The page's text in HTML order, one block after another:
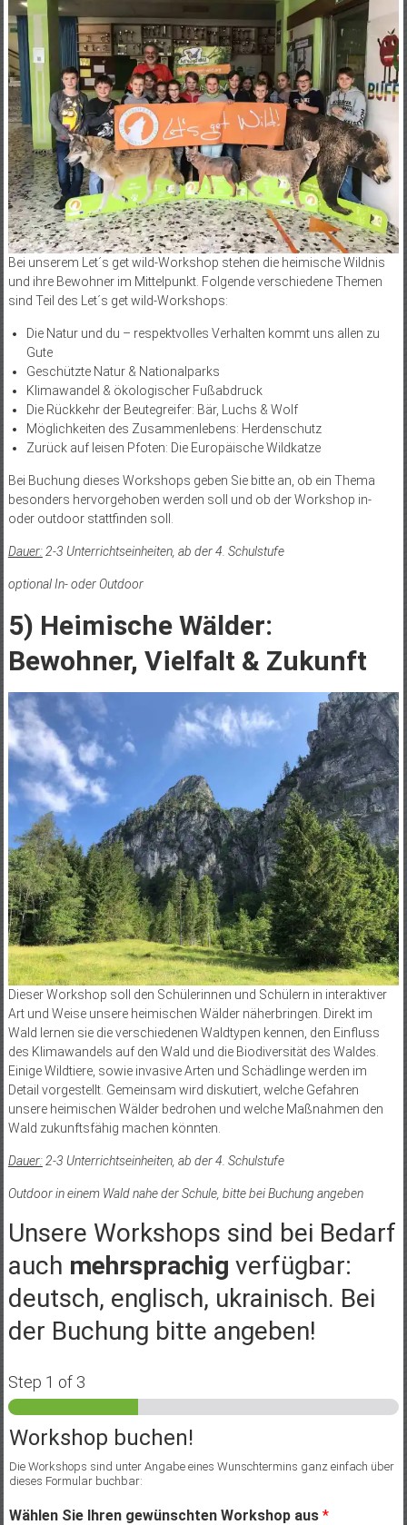
Bei unserem Let´s get wild-Workshop stehen die heimische Wildnis
und ihre Bewohner im Mittelpunkt. Folgende verschiedene Themen
sind Teil des Let´s get wild-Workshops:
Die Natur und du – respektvolles Verhalten kommt uns allen zu
Gute
Geschützte Natur & Nationalparks
Klimawandel & ökologischer Fußabdruck
Die Rückkehr der Beutegreifer: Bär, Luchs & Wolf
Möglichkeiten des Zusammenlebens: Herdenschutz
Zurück auf leisen Pfoten: Die Europäische Wildkatze
Bei Buchung dieses Workshops geben Sie bitte an, ob ein Thema
besonders hervorgehoben werden soll und ob der Workshop in-
oder outdoor stattfinden soll.
Dauer:2-3 Unterrichtseinheiten, ab der 4. Schulstufe
optional In- oder Outdoor
5) Heimische Wälder:
Bewohner, Vielfalt & Zukunft
Dieser Workshop soll den Schülerinnen und Schülern in interaktiver
Art und Weise unsere heimischen Wälder näherbringen. Direkt im
Wald lernen sie die verschiedenen Waldtypen kennen, den Einfluss
des Klimawandels auf den Wald und die Biodiversität des Waldes.
Einige Wildtiere, sowie invasive Arten und Schädlinge werden im
Detail vorgestellt. Gemeinsam wird diskutiert, welche Gefahren
unsere heimischen Wälder bedrohen und welche Maßnahmen den
Wald zukunftsfähig machen könnten.
Dauer:2-3 Unterrichtseinheiten, ab der 4. Schulstufe
Outdoor in einem Wald nahe der Schule, bitte bei Buchung angeben
Unsere Workshops sind bei Bedarf
auch mehrsprachig verfügbar:
deutsch, englisch, ukrainisch. Bei
der Buchung bitte angeben!
Step 1 of 3
Workshop buchen!
Die Workshops sind unter Angabe eines Wunschtermins ganz einfach über
dieses Formular buchbar:
Wählen Sie Ihren gewünschten Workshop aus *